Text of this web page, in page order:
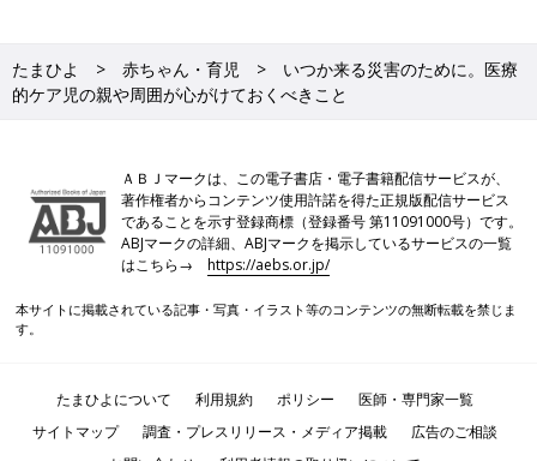
たまひよ 赤ちゃん・育児
いつか来る災害のために。医療
的ケア児の親や周囲が心がけておくべきこと
ＡＢＪマークは、この電子書店・電子書籍配信サービスが、
著作権者からコンテンツ使用許諾を得た正規版配信サービス
であることを示す登録商標（登録番号 第11091000号）です。
ABJマークの詳細、ABJマークを掲示しているサービスの一覧
はこちら→https://aebs.or.jp/
本サイトに掲載されている記事・写真・イラスト等のコンテンツの無断転載を禁じま
す。
たまひよについて 利用規約 ポリシー
医師・専門家一覧
サイトマップ
調査・プレスリリース・メディア掲載
広告のご相談